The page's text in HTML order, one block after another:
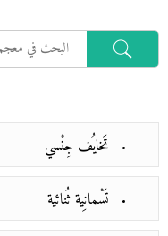
تَخايُف جِنْسي
تَسْمانِية ثُنائية